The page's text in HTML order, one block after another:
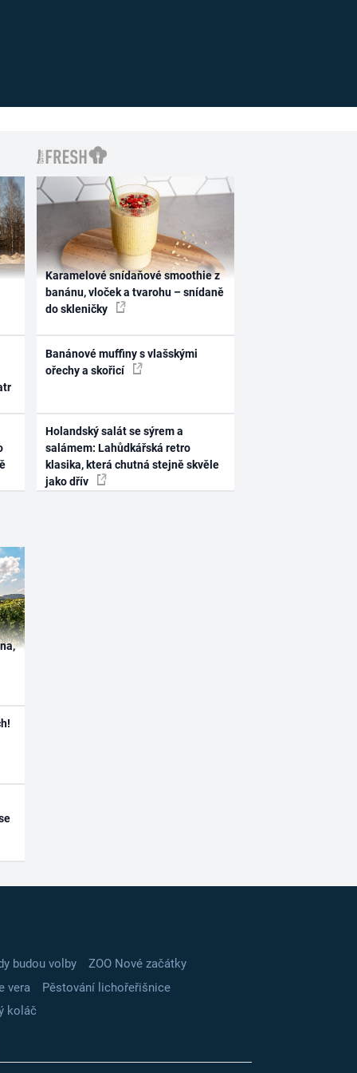
Karamelové snídaňové smoothie z
banánu, vloček a tvarohu – snídaně
do skleničky
Banánové muffiny s vlašskými
ořechy a skořicí
Holandský salát se sýrem a
salámem: Lahůdkářská retro
klasika, která chutná stejně skvěle
jako dřív
budou volby
ZOO Nové začátky
vera
Pěstování lichořeřišnice
koláč